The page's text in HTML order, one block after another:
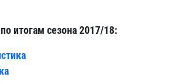
итогам сезона 2017/18: